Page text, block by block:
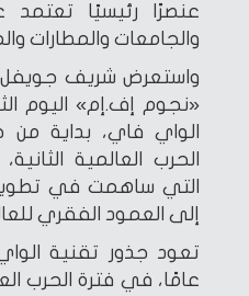
عنصرًا رئيسيًا تعتمد
والجامعات والمطارات
«نجوم إف.إم» اليوم
الواي فاي، بداية من
الحرب العالمية
التي ساهمت في
إلى العمود الفقري
عامًا، في فترة الحرب